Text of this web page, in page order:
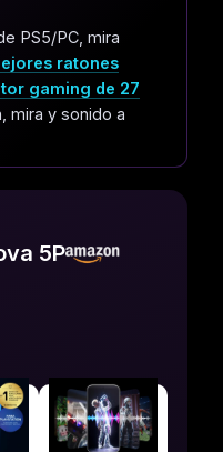
PS5/PC, mira
ratones
gaming de 27
mira y sonido a
5P